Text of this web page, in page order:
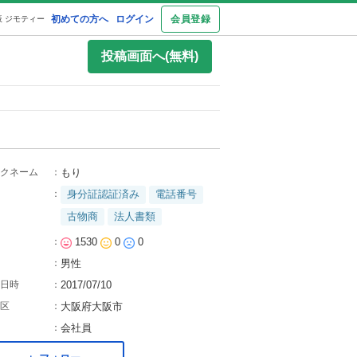
初めての方へ ログイン 会員登録
ジモティー
投稿画面へ(無料)
ネーム ： もり
： 身分証認証済み
電話番号
古物商
法人書類
： 1530 0 0
： 男性
時 ： 2017/07/10
： 大阪府大阪市
： 会社員